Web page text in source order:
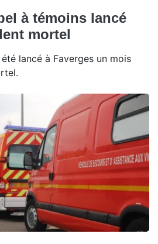
à témoins lancé
mortel
lancé à Faverges un mois